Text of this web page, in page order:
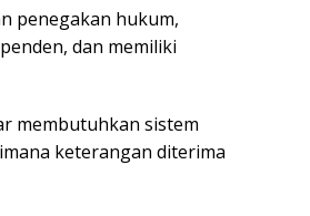
penegakan hukum,
dan memiliki
membutuhkan sistem
keterangan diterima